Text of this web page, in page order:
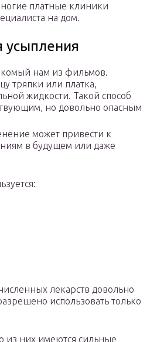
платные клиники
на дом.
усыпления
нам из фильмов.
тряпки или платка,
жидкости. Такой способ
но довольно опасным
может привести к
в будущем или даже
лекарств довольно
использовать только
из них имеются сильные